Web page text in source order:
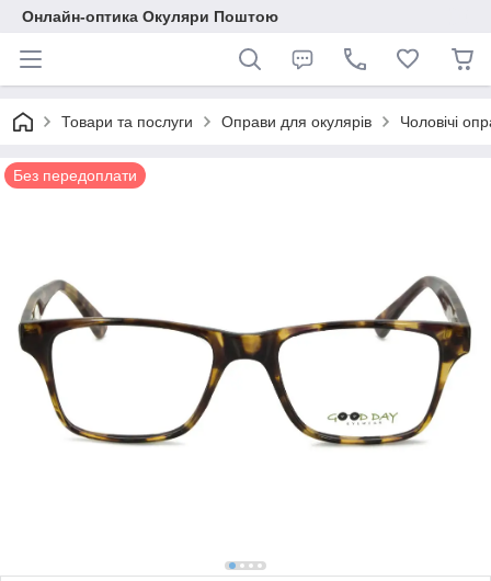
Онлайн-оптика Окуляри Поштою
Товари та послуги Оправи для окулярів Чоловічі
Без передоплати